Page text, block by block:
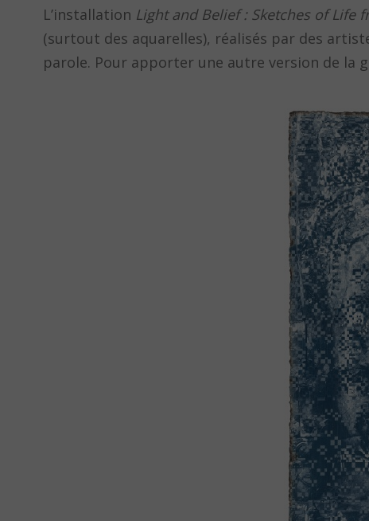
L’installation Light and Belief : Sketches of Life
(surtout des aquarelles), réalisés par des
parole. Pour apporter une autre version de la